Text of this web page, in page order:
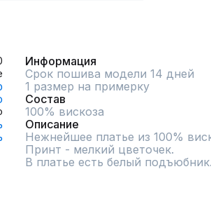
Информация
Срок пошива модели 14 дней
1 размер на примерку
Состав
100% вискоза
Описание
Нежнейшее платье из 100%
Принт - мелкий цветочек.
В платье есть белый подъюбник.